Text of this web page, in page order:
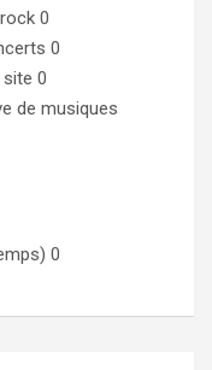
0
0
0
de musiques
0